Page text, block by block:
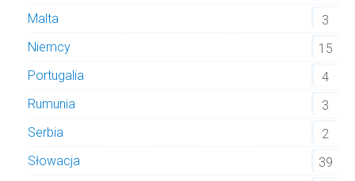
Malta
3
Niemcy
15
Portugalia
4
Rumunia
3
Serbia
2
Słowacja
39